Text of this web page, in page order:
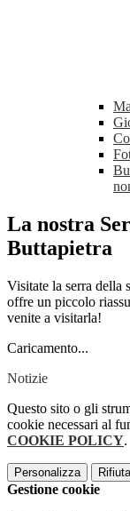
La nostra
Buttapietra
Visitate la serra della
offre un piccolo
venite a visitarla!
Caricamento...
Notizie
Questo sito o gli
cookie necessari al
COOKIE POLICY.
Personalizza
Gestione cookie